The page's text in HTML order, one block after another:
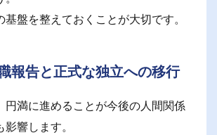
盤を整えておくことが大切です。
報告と正式な独立への移行
円満に進めることが今後の人間関係
響します。